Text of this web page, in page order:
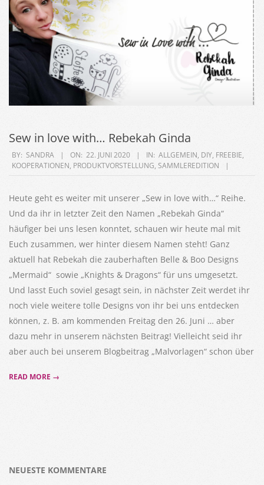
Sew in love with… Rebekah Ginda
2020-
06-
BY: SANDRA ON: 22. JUNI 2020 IN: ALLGEMEIN, DIY, FREEBIE,
KOOPERATIONEN, PRODUKTVORSTELLUNG, SAMMLEREDITION
Heute geht es weiter mit unserer „Sew in love with…“ Reihe.
Und da ihr in letzter Zeit den Namen „Rebekah Ginda“
häufiger bei uns lesen konntet, schauen wir heute mal mit
Euch zusammen, wer hinter diesem Namen steht! Ganz
aktuell hat Rebekah die zauberhaften Belle & Boo Designs
„Mermaid“ sowie „Knights & Dragons“ für uns umgesetzt.
Und lasst Euch soviel gesagt sein, in nächster Zeit werdet ihr
noch viele weitere tolle Designs von ihr bei uns entdecken
können, z. B. am kommenden Freitag den 26. Juni … aber
dazu mehr in unserem nächsten Beitrag! Vielleicht seid ihr
aber auch bei unserem Blogbeitrag „Malvorlagen“ schon über
READ MORE →
NEUESTE KOMMENTARE